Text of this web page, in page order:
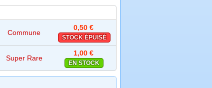
Commune
0,50 €
STOCK ÉPUISÉ
Super Rare
1,00 €
EN STOCK